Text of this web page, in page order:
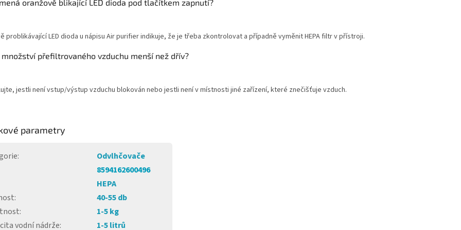
oranžově blikající LED dioda pod tlačítkem zapnutí?
problikávající LED dioda u nápisu Air purifier indikuje, že je třeba zkontrolovat a případně vyměnit HEPA filtr v přístroji.
množství přefiltrovaného vzduchu menší než dřív?
jestli není vstup/výstup vzduchu blokován nebo jestli není v místnosti jiné zařízení, které znečišťuje vzduch.
parametry
:
Odvlhčovače
8594162600496
HEPA
:
40-55 db
:
1-5 kg
vodní nádrže: 1-5 litrů